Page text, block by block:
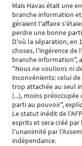
Mais Havas était une
branche information
géraient l'affaire
perdre une bonne
D'où la séparation, en
choses, l'ingérence de
branche information",
"Nous ne voulions ni
inconvénients: celui
trop attachée au seul
(...), moins
parti au pouvoir",
Le statut inédit de
esprits et sera créé
l'unanimité par
indépendance.